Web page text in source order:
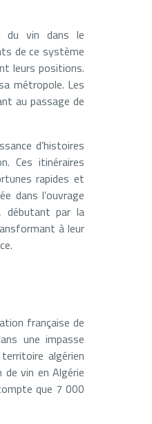
du vin dans le
de ce système
leurs positions.
métropole. Les
au passage de
d’histoires
Ces itinéraires
rapides et
dans l’ouvrage
débutant par la
à leur
française de
une impasse
algérien
de vin en Algérie
que 7 000